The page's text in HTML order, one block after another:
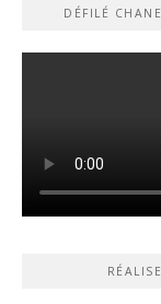
DÉFILÉ